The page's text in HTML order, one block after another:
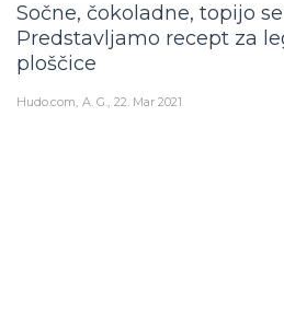
Sočne, čokoladne, topijo
Predstavljamo recept za
ploščice
Hudo.com A. G. 22. Mar 2021